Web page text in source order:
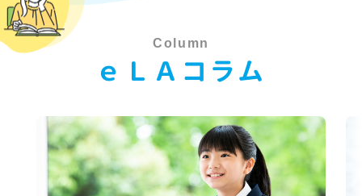
Column
ｅＬＡコラム